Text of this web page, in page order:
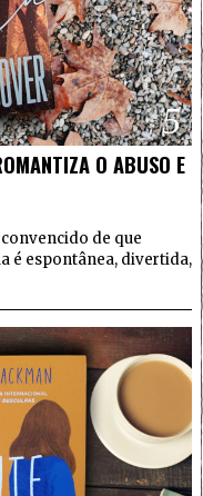
5
O ABUSO E
de que
é espontânea, divertida,